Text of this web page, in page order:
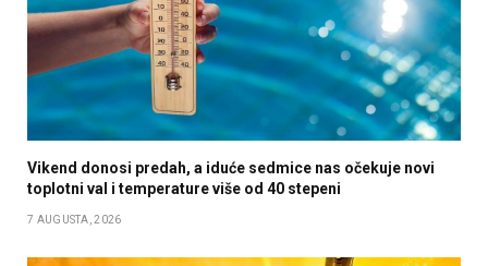
Vikend donosi predah, a iduće sedmice nas očekuje novi
toplotni val i temperature više od 40 stepeni
7 AUGUSTA, 2026